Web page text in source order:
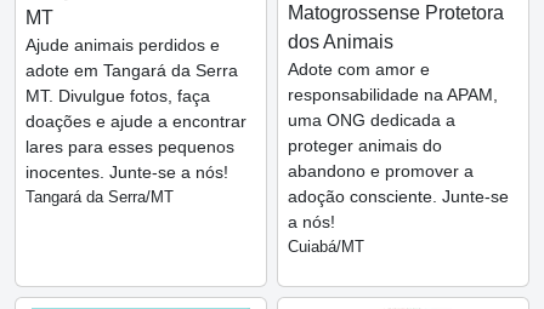
MT
Ajude animais perdidos e
adote em Tangará da Serra
MT. Divulgue fotos, faça
doações e ajude a encontrar
lares para esses pequenos
inocentes. Junte-se a nós!
Tangará da Serra/MT
Matogrossense Protetora
dos Animais
Adote com amor e
responsabilidade na APAM,
uma ONG dedicada a
proteger animais do
abandono e promover a
adoção consciente. Junte-se
a nós!
Cuiabá/MT